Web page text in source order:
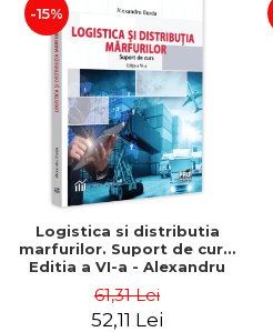
-15%
Logistica si distributia
marfurilor. Suport de curs.
Editia a VI-a - Alexandru
61,31 Lei
52,11 Lei